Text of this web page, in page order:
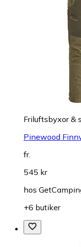
Friluftsbyxor &
Pinewood
fr.
545 kr
hos
+6 butiker